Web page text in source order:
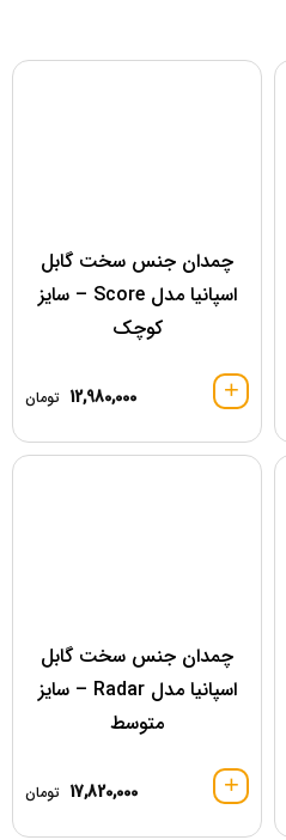
چمدان جنس سخت گابل
اسپانیا مدل Score – سایز
کوچک
12,980,000 تومان
چمدان جنس سخت گابل
اسپانیا مدل Radar – سایز
متوسط
17,820,000 تومان